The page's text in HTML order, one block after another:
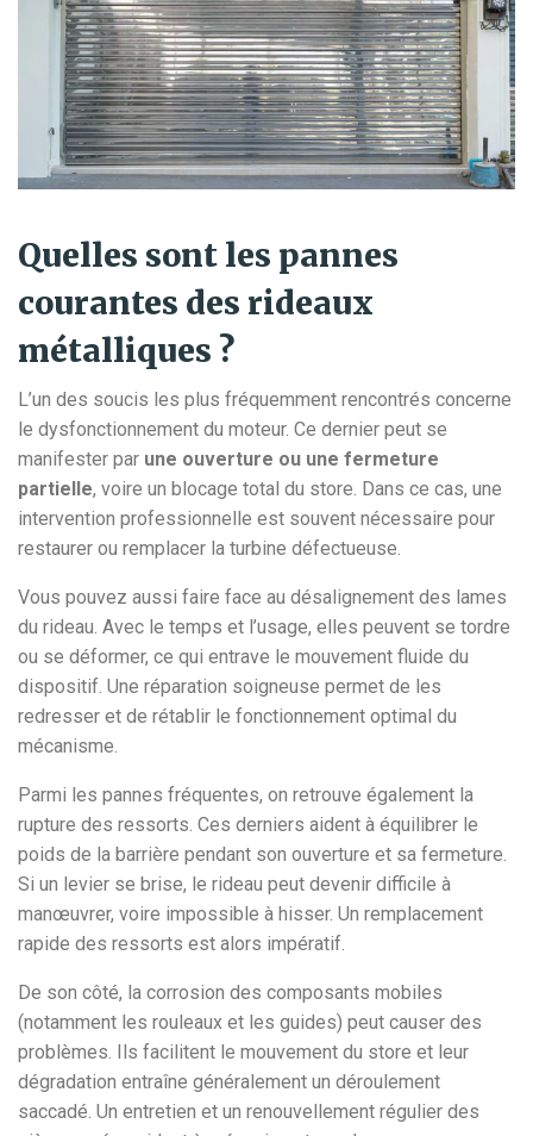
Quelles sont les pannes
courantes des rideaux
métalliques ?
L’un des soucis les plus fréquemment rencontrés concerne
le dysfonctionnement du moteur. Ce dernier peut se
manifester par une ouverture ou une fermeture
partielle, voire un blocage total du store. Dans ce cas, une
intervention professionnelle est souvent nécessaire pour
restaurer ou remplacer la turbine défectueuse.
Vous pouvez aussi faire face au désalignement des lames
du rideau. Avec le temps et l’usage, elles peuvent se tordre
ou se déformer, ce qui entrave le mouvement fluide du
dispositif. Une réparation soigneuse permet de les
redresser et de rétablir le fonctionnement optimal du
mécanisme.
Parmi les pannes fréquentes, on retrouve également la
rupture des ressorts. Ces derniers aident à équilibrer le
poids de la barrière pendant son ouverture et sa fermeture.
Si un levier se brise, le rideau peut devenir difficile à
manœuvrer, voire impossible à hisser. Un remplacement
rapide des ressorts est alors impératif.
De son côté, la corrosion des composants mobiles
(notamment les rouleaux et les guides) peut causer des
problèmes. Ils facilitent le mouvement du store et leur
dégradation entraîne généralement un déroulement
saccadé. Un entretien et un renouvellement régulier des